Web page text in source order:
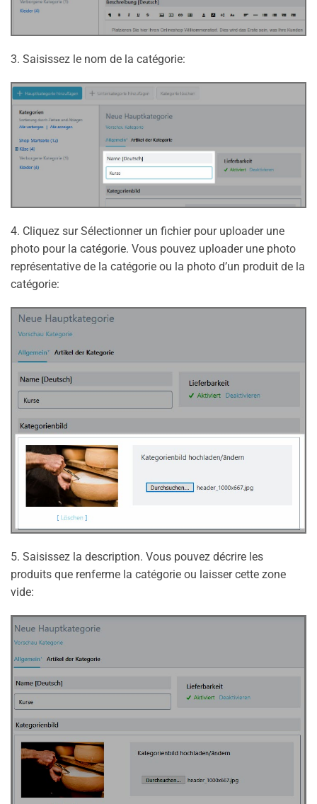
3. Saisissez le nom de la catégorie:
4. Cliquez sur Sélectionner un fichier pour uploader une
photo pour la catégorie. Vous pouvez uploader une photo
représentative de la catégorie ou la photo d’un produit de la
catégorie:
5. Saisissez la description. Vous pouvez décrire les
produits que renferme la catégorie ou laisser cette zone
vide: